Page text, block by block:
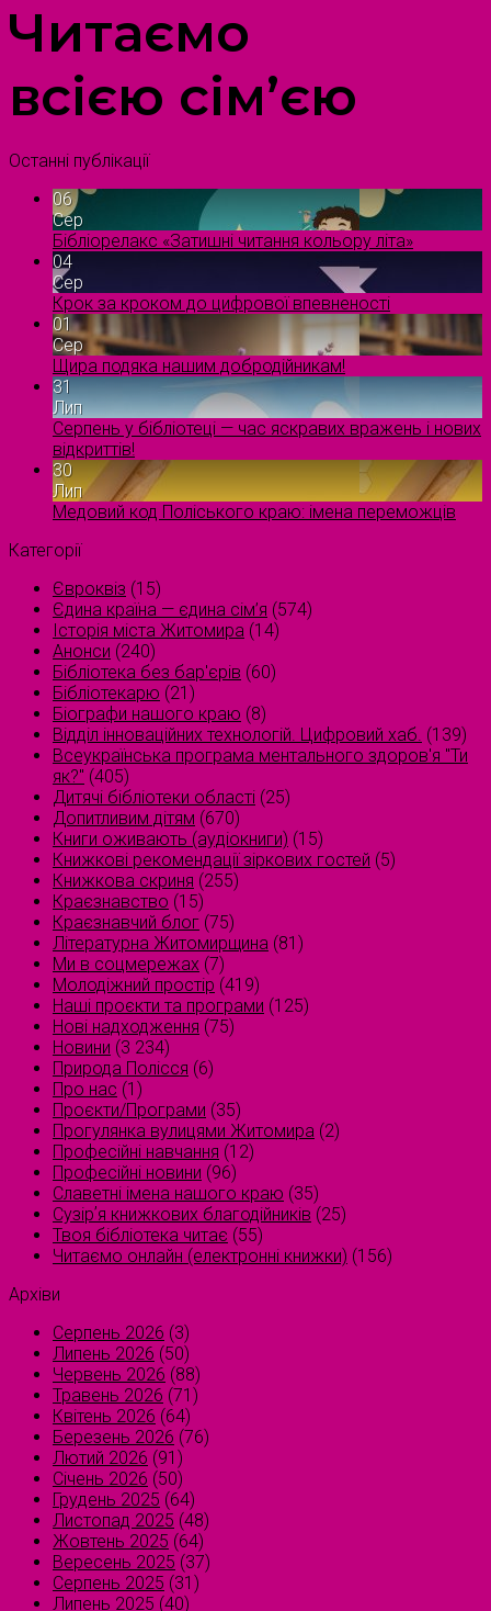
Читаємо
всією сім’єю
Останні публікації
06
Сер
Бібліорелакс «Затишні читання кольору літа»
04
Сер
Крок за кроком до цифрової впевненості
01
Сер
Щира подяка нашим добродійникам!
31
Лип
Серпень у бібліотеці — час яскравих вражень і нових
відкриттів!
30
Лип
Медовий код Поліського краю: імена переможців
Категорії
Євроквіз (15)
Єдина країна — єдина сім’я (574)
Історія міста Житомира (14)
Анонси (240)
Бібліотека без бар'єрів (60)
Бібліотекарю (21)
Біографи нашого краю (8)
Відділ інноваційних технологій. Цифровий хаб. (139)
Всеукраїнська програма ментального здоров'я "Ти
як?" (405)
Дитячі бібліотеки області (25)
Допитливим дітям (670)
Книги оживають (аудіокниги) (15)
Книжкові рекомендації зіркових гостей (5)
Книжкова скриня (255)
Краєзнавство (15)
Краєзнавчий блог (75)
Літературна Житомирщина (81)
Ми в соцмережах (7)
Молодіжний простір (419)
Наші проєкти та програми (125)
Нові надходження (75)
Новини (3 234)
Природа Полісся (6)
Про нас (1)
Проєкти/Програми (35)
Прогулянка вулицями Житомира (2)
Професійні навчання (12)
Професійні новини (96)
Славетні імена нашого краю (35)
Сузірʼя книжкових благодійників (25)
Твоя бібліотека читає (55)
Читаємо онлайн (електронні книжки) (156)
Архіви
Серпень 2026 (3)
Липень 2026 (50)
Червень 2026 (88)
Травень 2026 (71)
Квітень 2026 (64)
Березень 2026 (76)
Лютий 2026 (91)
Січень 2026 (50)
Грудень 2025 (64)
Листопад 2025 (48)
Жовтень 2025 (64)
Вересень 2025 (37)
Серпень 2025 (31)
Липень 2025 (40)